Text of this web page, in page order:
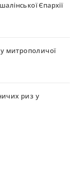
Єпархії
митрополичої
риз у